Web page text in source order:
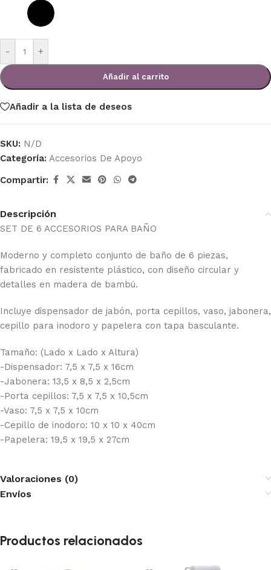
- +
Añadir al carrito
Añadir a la lista de deseos
SKU: N/D
Categoría: Accesorios De Apoyo
Compartir:
Descripción
SET DE 6 ACCESORIOS PARA BAÑO
Moderno y completo conjunto de baño de 6 piezas,
fabricado en resistente plástico, con diseño circular y
detalles en madera de bambú.
Incluye dispensador de jabón, porta cepillos, vaso, jabonera,
cepillo para inodoro y papelera con tapa basculante.
Tamaño: (Lado x Lado x Altura)
-Dispensador: 7,5 x 7,5 x 16cm
-Jabonera: 13,5 x 8,5 x 2,5cm
-Porta cepillos: 7,5 x 7,5 x 10,5cm
-Vaso: 7,5 x 7,5 x 10cm
-Cepillo de inodoro: 10 x 10 x 40cm
-Papelera: 19,5 x 19,5 x 27cm
Valoraciones (0)
Envíos
Productos relacionados